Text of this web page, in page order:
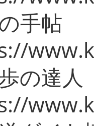
手帖
の達人